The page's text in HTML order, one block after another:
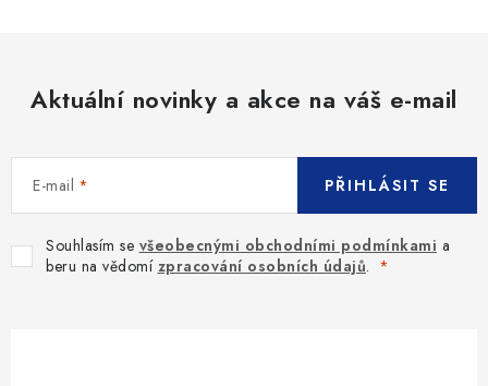
Aktuální novinky a akce na váš e-mail
E-mail
Souhlasím se všeobecnými obchodními podmínkami a
beru na vědomí zpracování osobních údajů.
PŘIHLÁSIT SE